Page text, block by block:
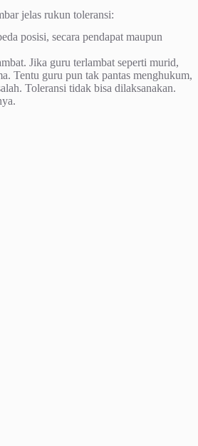
jelas rukun toleransi:
posisi, secara pendapat maupun
Jika guru terlambat seperti murid,
Tentu guru pun tak pantas menghukum,
Toleransi tidak bisa dilaksanakan.